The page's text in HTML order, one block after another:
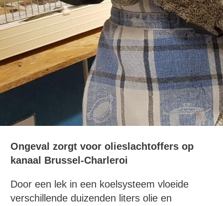
Ongeval zorgt voor olieslachtoffers op
kanaal Brussel-Charleroi
Door een lek in een koelsysteem vloeide
verschillende duizenden liters olie en